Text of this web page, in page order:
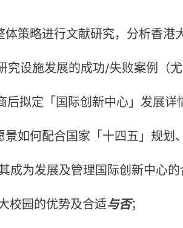
策略进行文献研究，分析香港
究设施发展的成功/失败案例（
后拟定「国际创新中心」发展
如何配合国家「十四五」规划
成为发展及管理国际创新中心的
校园的优势及合适与否；